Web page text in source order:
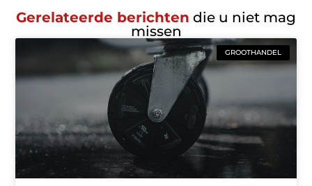
Gerelateerde berichten die u niet mag
missen
GROOTHANDEL